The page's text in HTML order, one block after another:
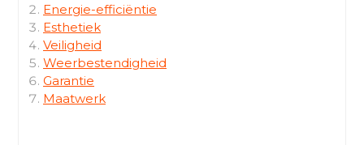
Energie-efficiëntie
Esthetiek
Veiligheid
Weerbestendigheid
Garantie
Maatwerk